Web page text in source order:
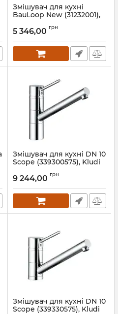
Змішувач для кухні
BauLoop New (31232001),
Артикул:31232001
5 346,00 грн
Змішувач для кухні DN 10
Scope (339300575), Kludi
9 244,00 грн
Змішувач для кухні DN 10
Scope (339330575), Kludi